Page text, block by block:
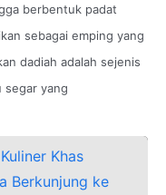
berbentuk padat
sebagai emping yang
dadiah adalah sejenis
segar yang
Khas
Berkunjung ke